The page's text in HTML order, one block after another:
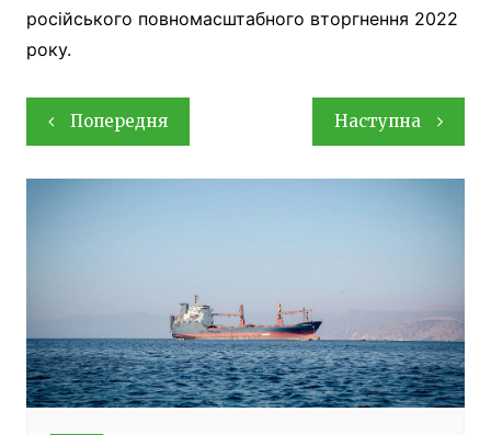
російського повномасштабного вторгнення 2022
року.
Навігація
записів
Попередня Наступна